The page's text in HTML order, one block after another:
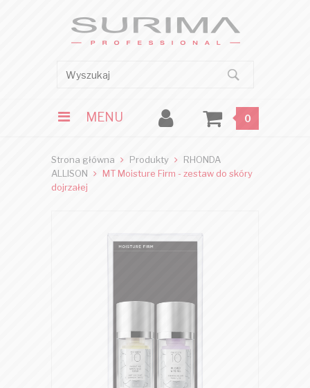
MENU 0
Strona główna Produkty
RHONDA
ALLISON
MT Moisture Firm - zestaw do skóry
dojrzałej